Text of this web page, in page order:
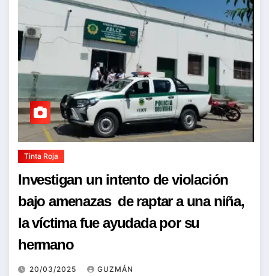
Tinta Roja
Investigan un intento de violación
bajo amenazas de raptar a una niña,
la víctima fue ayudada por su
hermano
20/03/2025 GUZMÁN